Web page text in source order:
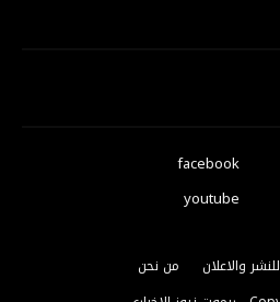
facebook
youtube
للنشر والاعلان
من نحن